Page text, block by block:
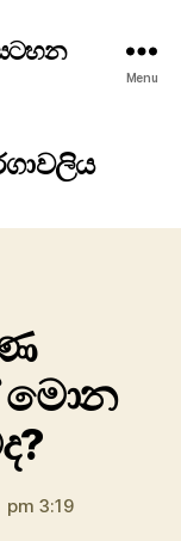
Menu
මොන
pm 3:19